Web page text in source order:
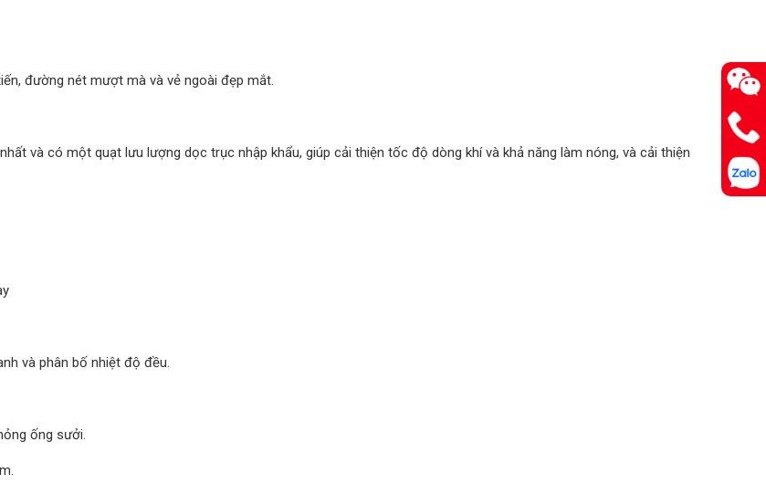
đường nét mượt mà và vẻ ngoài đẹp mắt.
và có một quạt lưu lượng dọc trục nhập khẩu, giúp cải thiện tốc độ dòng khí và khả năng làm nóng, và cải thiện
và phân bố nhiệt độ đều.
ống sưởi.